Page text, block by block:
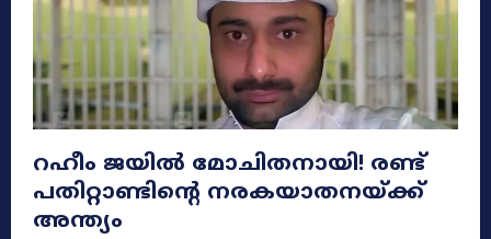
റഹീം ജയിൽ മോചിതനായി! രണ്ട്
പതിറ്റാണ്ടിന്റെ നരകയാതനയ്ക്ക്
അന്ത്യം